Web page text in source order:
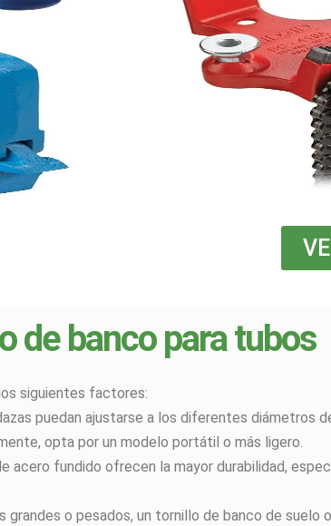
de banco para tubos
siguientes factores:
puedan ajustarse a los diferentes diámetros
opta por un modelo portátil o más ligero.
acero fundido ofrecen la mayor durabilidad,
grandes o pesados, un tornillo de banco de suelo